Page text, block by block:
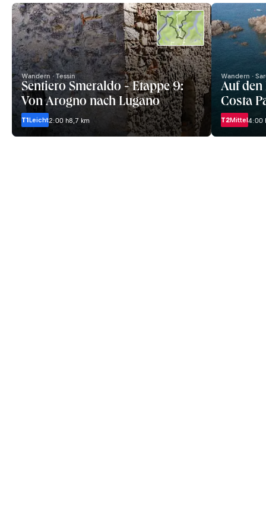
Wandern · Tessin
Sentiero Smeraldo - Etappe 9:
Von Arogno nach Lugano
T1Leicht2:00 h8,7 km
Wandern ·
Auf
Costa
T2Mittel4:00